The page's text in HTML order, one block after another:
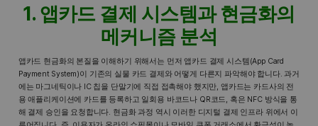
1. 앱카드 결제 시스템과 현금화의
메커니즘 분석
앱카드 현금화의 본질을 이해하기 위해서는 먼저 앱카드 결제 시스템(App Card
Payment System)이 기존의 실물 카드 결제와 어떻게 다른지 파악해야 합니다. 과거
에는 마그네틱이나 IC 칩을 단말기에 직접 접촉해야 했지만, 앱카드는 카드사의 전
용 애플리케이션에 카드를 등록하고 일회용 바코드나 QR코드, 혹은 NFC 방식을 통
해 결제 승인을 요청합니다. 현금화 과정 역시 이러한 디지털 결제 인프라 위에서 이